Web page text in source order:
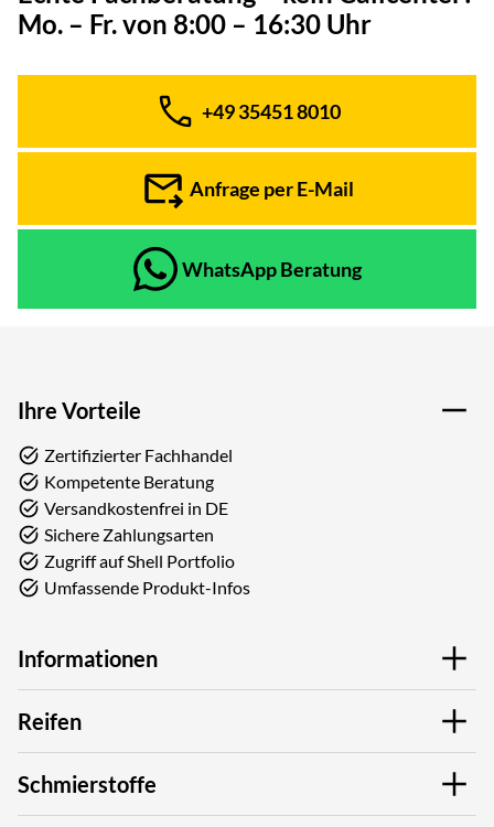
Mo. – Fr. von 8:00 – 16:30 Uhr
Telefon:
+49 35451 8010
Anfrage per E-Mail
WhatsApp Beratung
Ihre Vorteile
Zertifizierter Fachhandel
Kompetente Beratung
Versandkostenfrei in DE
Sichere Zahlungsarten
Zugriff auf Shell Portfolio
Umfassende Produkt-Infos
Informationen
Reifen
Schmierstoffe